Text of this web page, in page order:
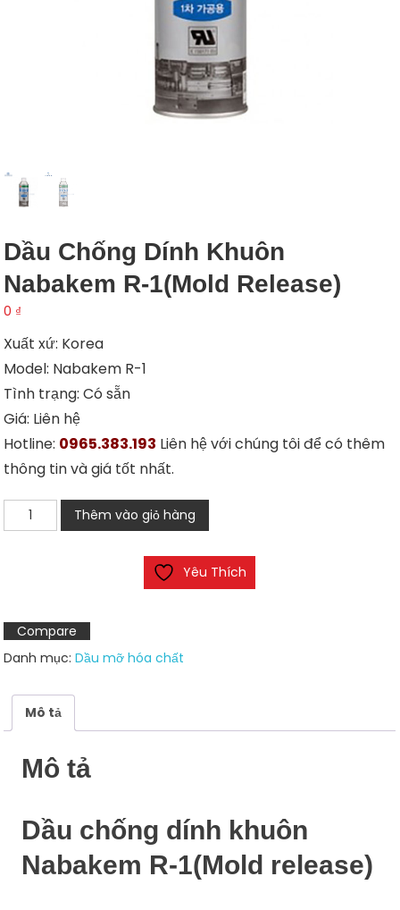
Dầu Chống Dính Khuôn
Nabakem R-1(Mold Release)
0 ₫
Xuất xứ: Korea
Model: Nabakem R-1
Tình trạng: Có sẵn
Giá: Liên hệ
Hotline: 0965.383.193 Liên hệ với chúng tôi để có thêm
thông tin và giá tốt nhất.
chống
R-
1(Mold
release)
lượng
Thêm vào giỏ hàng
Yêu Thích
Compare
Danh mục:Dầu mỡ hóa chất
Mô tả
Mô tả
Dầu chống dính khuôn
Nabakem R-1(Mold release)